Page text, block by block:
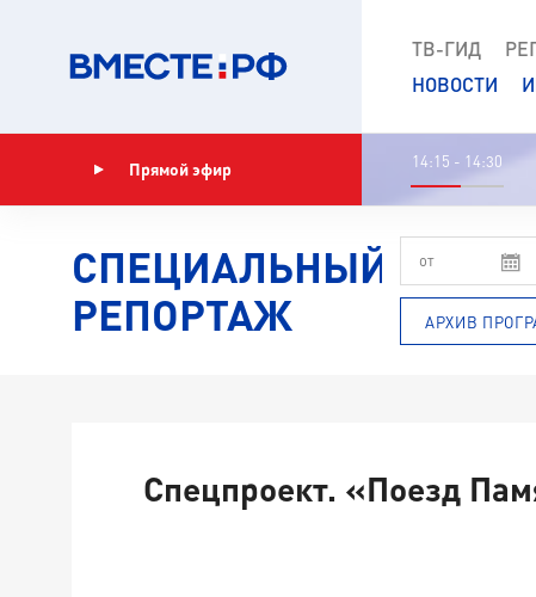
ТВ-ГИД
НОВОСТИ
Прямой эфир 14:15 - 14:30
СПЕЦИАЛЬНЫЙ
РЕПОРТАЖ
АРХИВ
Спецпроект. «Поезд